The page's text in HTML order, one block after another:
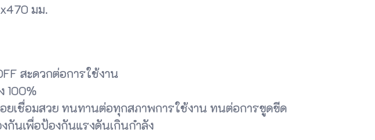
มม.
สะดวกต่อการใช้งาน
100%
ยเชื่อมสวย ทนทานต่อทุกสภาพการใช้งาน ทนต่อการขูดขีด
กันเพื่อป้องกันแรงดันเกินกำลัง